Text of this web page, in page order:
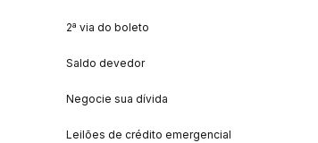
2ª via do boleto
Saldo devedor
Negocie sua dívida
Leilões de crédito emergencial